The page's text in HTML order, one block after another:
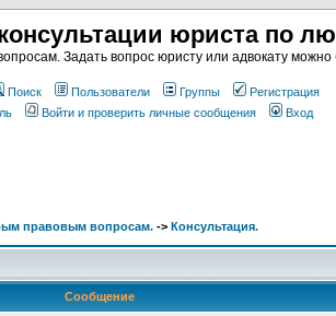
юриста по
Задать вопрос юристу или адвокату можно
Поиск Пользователи Группы
Регистрация
Войти и проверить личные сообщения Вход
правовым вопросам. -> Консультация.
Сообщение